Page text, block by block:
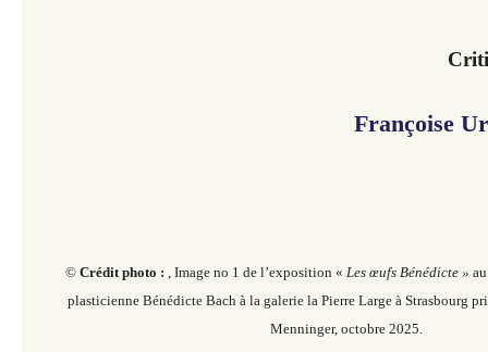
Françoise
© Crédit photo : , Image no 1 de l’exposition « Les œufs Bénédicte »
plasticienne Bénédicte Bach à la galerie la Pierre Large à Strasbourg
Menninger, octobre 2025.